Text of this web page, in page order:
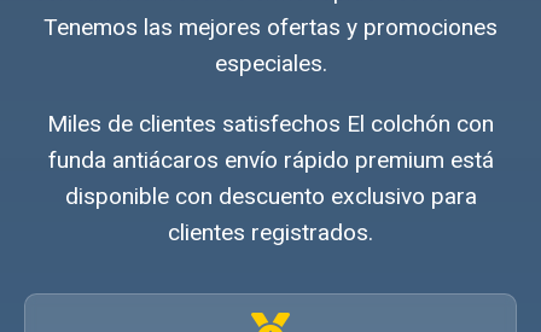
Tenemos las mejores ofertas y promociones
especiales.
Miles de clientes satisfechos El colchón con
funda antiácaros envío rápido premium está
disponible con descuento exclusivo para
clientes registrados.